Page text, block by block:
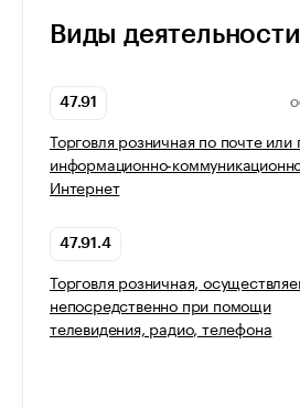
Виды деятельности
47.91
Торговля розничная по почте или
информационно-
Интернет
47.91.4
Торговля розничная,
непосредственно при помощи
телевидения, радио, телефона